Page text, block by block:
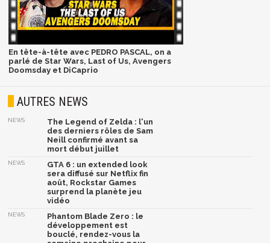
En tête-à-tête avec PEDRO PASCAL, on a
parlé de Star Wars, Last of Us, Avengers
Doomsday et DiCaprio
AUTRES NEWS
NEWS
The Legend of Zelda : l'un
des derniers rôles de Sam
Neill confirmé avant sa
mort début juillet
NEWS
GTA 6 : un extended look
sera diffusé sur Netflix fin
août, Rockstar Games
surprend la planète jeu
vidéo
NEWS
Phantom Blade Zero : le
développement est
bouclé, rendez-vous la